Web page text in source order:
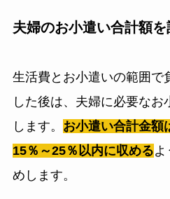
夫婦のお小遣い合計額を
生活費とお小遣いの範囲で
した後は、夫婦に必要な
します。 お小遣い合計金額
15％～25％以内に収める
めします。